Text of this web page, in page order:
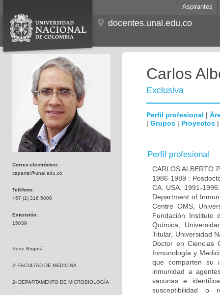
Aspirantes
docentes.unal.edu.co
Correo electrónico:
caparral@unal.edu.co
Teléfono:
+57 (1) 316 5000
Extensión:
15039
Sede Bogotá
2- FACULTAD DE MEDICINA
2- DEPARTAMENTO DE MICROBIOLOGÍA
Carlos
Exclusiva
Perfil profesional |
| Grupos | Proyectos
Perfil profesional
CARLOS ALBERTO
1986-1989 :
CA. USA. 1991-
Department of
Centre OMS,
Fundación Instituto
Química,
Titular, Universidad
Doctor en Ciencias
Inmunología y
que comparten su
inmunidad a
vacunas e
susceptibilidad o